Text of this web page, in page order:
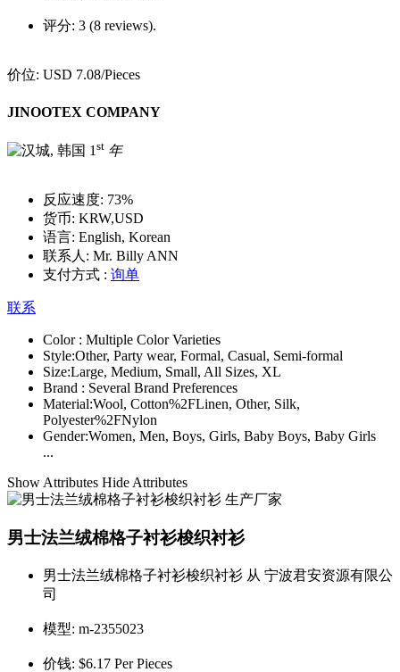
评分: 3 (8 reviews).
价位: USD 7.08/Pieces
JINOOTEX COMPANY
1 st 年
反应速度: 73%
货币: KRW,USD
语言: English, Korean
联系人: Mr. Billy ANN
支付方式 : 询单
联系
Color : Multiple Color Varieties
Style:Other, Party wear, Formal, Casual, Semi-formal
Size:Large, Medium, Small, All Sizes, XL
Brand : Several Brand Preferences
Material:Wool, Cotton%2FLinen, Other, Silk,
Polyester%2FNylon
Gender:Women, Men, Boys, Girls, Baby Boys, Baby Girls
...
Show Attributes Hide Attributes
男士法兰绒棉格子衬衫梭织衬衫
男士法兰绒棉格子衬衫梭织衬衫 从 宁波君安资源有限公
司
模型: m-2355023
价钱: $6.17 Per Pieces